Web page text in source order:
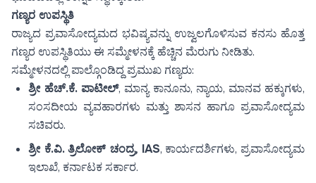
ಗಣ್ಯರ ಉಪಸ್ಥಿತಿ
ರಾಜ್ಯದ ಪ್ರವಾಸೋದ್ಯಮದ ಭವಿಷ್ಯವನ್ನು ಉಜ್ವಲಗೊಳಿಸುವ ಕನಸು ಹೊತ್ತ
ಗಣ್ಯರ ಉಪಸ್ಥಿತಿಯು ಈ ಸಮ್ಮೇಳನಕ್ಕೆ ಹೆಚ್ಚಿನ ಮೆರುಗು ನೀಡಿತು.
ಸಮ್ಮೇಳನದಲ್ಲಿ ಪಾಲ್ಗೊಂಡಿದ್ದ ಪ್ರಮುಖ ಗಣ್ಯರು:
ಶ್ರೀ ಹೆಚ್.ಕೆ. ಪಾಟೀಲ್, ಮಾನ್ಯ ಕಾನೂನು, ನ್ಯಾಯ, ಮಾನವ ಹಕ್ಕುಗಳು,
ಸಂಸದೀಯ ವ್ಯವಹಾರಗಳು ಮತ್ತು ಶಾಸನ ಹಾಗೂ ಪ್ರವಾಸೋದ್ಯಮ
ಸಚಿವರು.
ಶ್ರೀ ಕೆ.ವಿ. ತ್ರಿಲೋಕ್ ಚಂದ್ರ, IAS, ಕಾರ್ಯದರ್ಶಿಗಳು, ಪ್ರವಾಸೋದ್ಯಮ
ಇಲಾಖೆ, ಕರ್ನಾಟಕ ಸರ್ಕಾರ.